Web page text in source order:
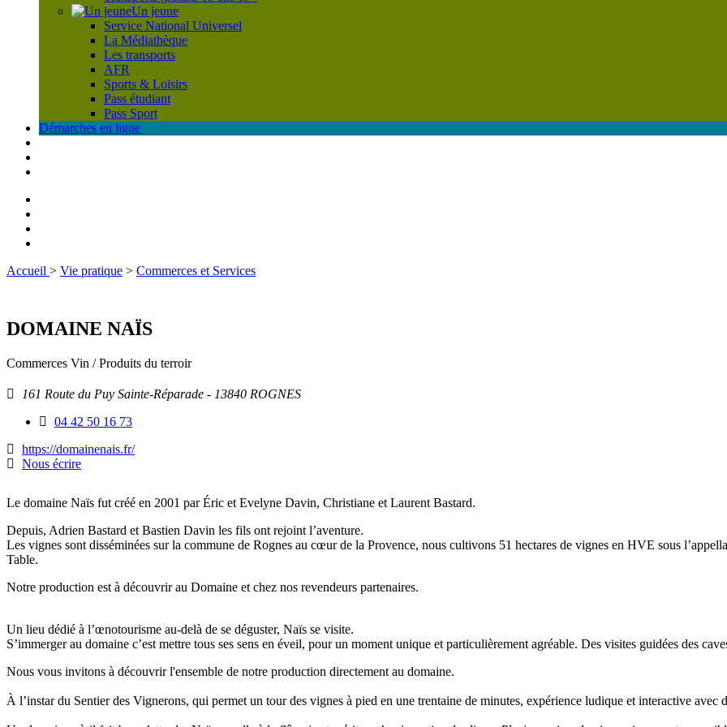
Un jeune
Service National Universel
La Médiathèque
Les transports
AFR
Sports & Loisirs
Pass étudiant
Pass Sport
Démarches en ligne
Accueil > Vie pratique > Commerces et Services
DOMAINE NAÏS
Commerces Vin / Produits du terroir
Adresse161 Route du Puy Sainte-Réparade - 13840 ROGNES
Téléphone
:
04 42 50 16 73
https://domainenais.fr/
Nous écrire
Le domaine Naïs fut créé en 2001 par Éric et Evelyne Davin, Christiane et Laurent Bastard.
Depuis, Adrien Bastard et Bastien Davin les fils ont rejoint l’aventure.
Les vignes sont disséminées sur la commune de Rognes au cœur de la Provence, nous cultivons 51 hectares de vignes en HVE sous
Table.
Notre production est à découvrir au Domaine et chez nos revendeurs partenaires.
Un lieu dédié à l’œnotourisme au-delà de se déguster, Naïs se visite.
S’immerger au domaine c’est mettre tous ses sens en éveil, pour un moment unique et particulièrement agréable. Des visites guidées des
Nous vous invitons à découvrir l'ensemble de notre production directement au domaine.
À l’instar du Sentier des Vignerons, qui permet un tour des vignes à pied en une trentaine de minutes, expérience ludique et interactive